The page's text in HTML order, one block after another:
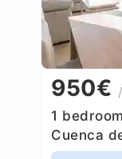
950€
1
Cuenca